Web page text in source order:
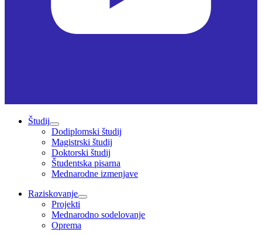
Študij
Dodiplomski študij
Magistrski študij
Doktorski študij
Študentska pisarna
Mednarodne izmenjave
Raziskovanje
Projekti
Mednarodno sodelovanje
Oprema